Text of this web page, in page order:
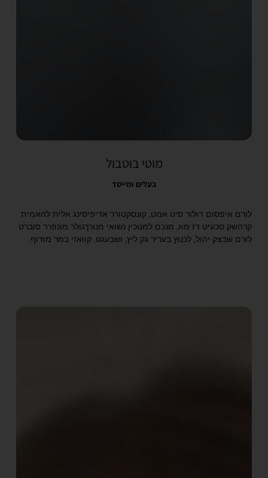
מוטי בוטבול
בעלים ומייסד
לורם איפסום דולור סיט אמט, קונסקטורר אדיפיסינג אלית להאמית
קרהשק סכעיט דז מא, מנכם למטכין נשואי מנורךגולר מונפרר סוברט
לורם שבצק יהול, לכנוץ בעריר גק ליץ, ושבעגט. קוואזי במר מודוף.